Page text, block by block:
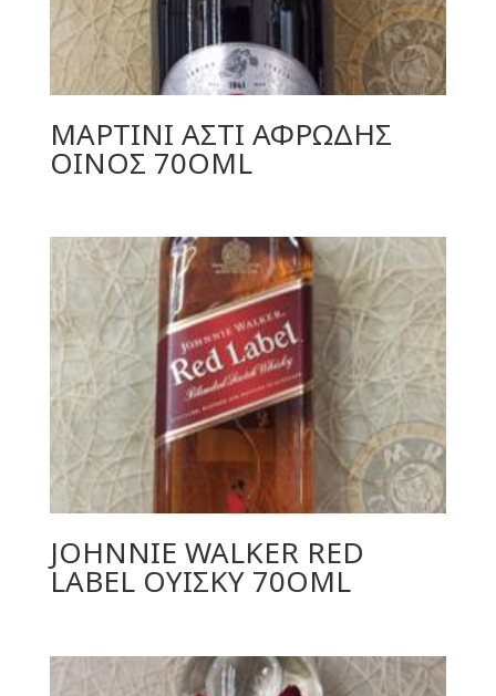
ΜΑΡΤΙΝΙ ΑΣΤΙ ΑΦΡΩΔΗΣ
ΟΙΝΟΣ 70ΟML
JOHNNIE WALKER RED
LABEL ΟΥΙΣΚΥ 70ΟML